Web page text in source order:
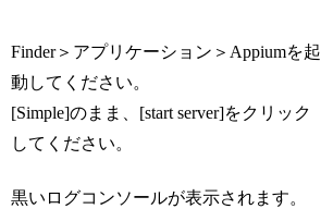
Finder＞アプリケーション＞Appiumを起
動してください。
[Simple]のまま、[start server]をクリック
してください。
黒いログコンソールが表示されます。